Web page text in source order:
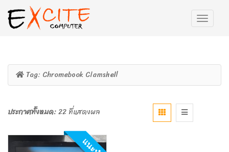
Tag: Chromebook Clamshell
ประกาศทั้งหมด:22 ที่แสดงผล